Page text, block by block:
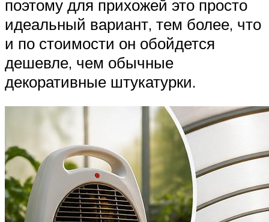
поэтому для прихожей это просто
идеальный вариант, тем более, что
и по стоимости он обойдется
дешевле, чем обычные
декоративные штукатурки.